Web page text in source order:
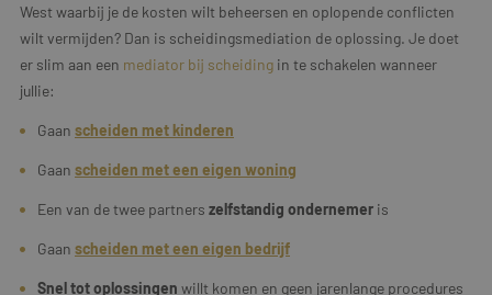
West waarbij je de kosten wilt beheersen en oplopende conflicten
wilt vermijden? Dan is scheidingsmediation de oplossing. Je doet
er slim aan een mediator bij scheiding in te schakelen wanneer
jullie:
Gaan scheiden met kinderen
Gaan scheiden met een eigen woning
Een van de twee partners zelfstandig ondernemer is
Gaan scheiden met een eigen bedrijf
Snel tot oplossingen willt komen en geen jarenlange procedures